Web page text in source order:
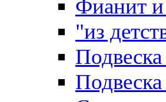
Фианит
"из